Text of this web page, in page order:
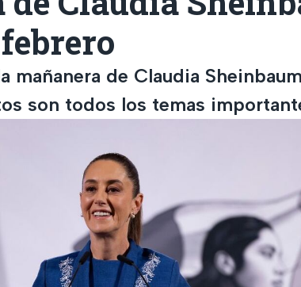
mañanera de Claudia
son todos los temas